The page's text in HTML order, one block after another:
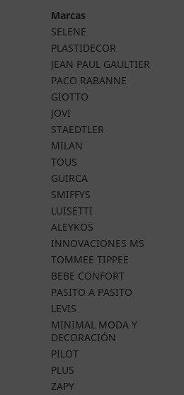
Marcas
SELENE
PLASTIDECOR
JEAN PAUL GAULTIER
PACO RABANNE
GIOTTO
JOVI
STAEDTLER
MILAN
TOUS
GUIRCA
SMIFFYS
LUISETTI
ALEYKOS
INNOVACIONES MS
TOMMEE TIPPEE
BEBE CONFORT
PASITO A PASITO
LEVIS
MINIMAL MODA Y
DECORACIÓN
PILOT
PLUS
ZAPY